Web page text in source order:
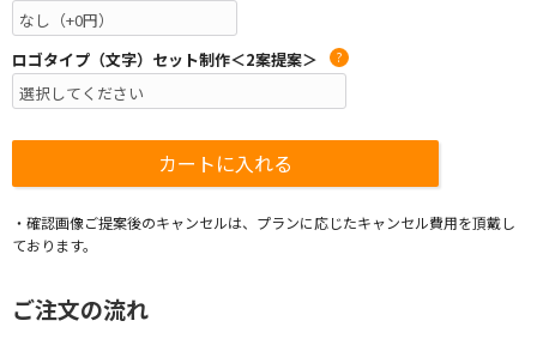
ロゴタイプ（文字）セット制作＜2案提案＞ ?
・確認画像ご提案後のキャンセルは、プランに応じたキャンセル費用を頂戴し
ております。
ご注文の流れ